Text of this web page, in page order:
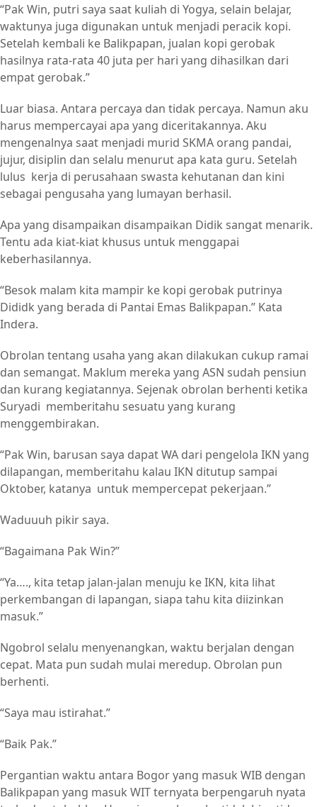
“Pak Win, putri saya saat kuliah di Yogya, selain belajar,
waktunya juga digunakan untuk menjadi peracik kopi.
Setelah kembali ke Balikpapan, jualan kopi gerobak
hasilnya rata-rata 40 juta per hari yang dihasilkan dari
empat gerobak.”
Luar biasa. Antara percaya dan tidak percaya. Namun aku
harus mempercayai apa yang diceritakannya. Aku
mengenalnya saat menjadi murid SKMA orang pandai,
jujur, disiplin dan selalu menurut apa kata guru. Setelah
lulus kerja di perusahaan swasta kehutanan dan kini
sebagai pengusaha yang lumayan berhasil.
Apa yang disampaikan disampaikan Didik sangat menarik.
Tentu ada kiat-kiat khusus untuk menggapai
keberhasilannya.
“Besok malam kita mampir ke kopi gerobak putrinya
Dididk yang berada di Pantai Emas Balikpapan.” Kata
Indera.
Obrolan tentang usaha yang akan dilakukan cukup ramai
dan semangat. Maklum mereka yang ASN sudah pensiun
dan kurang kegiatannya. Sejenak obrolan berhenti ketika
Suryadi memberitahu sesuatu yang kurang
menggembirakan.
“Pak Win, barusan saya dapat WA dari pengelola IKN yang
dilapangan, memberitahu kalau IKN ditutup sampai
Oktober, katanya untuk mempercepat pekerjaan.”
Waduuuh pikir saya.
“Bagaimana Pak Win?”
“Ya…., kita tetap jalan-jalan menuju ke IKN, kita lihat
perkembangan di lapangan, siapa tahu kita diizinkan
masuk.”
Ngobrol selalu menyenangkan, waktu berjalan dengan
cepat. Mata pun sudah mulai meredup. Obrolan pun
berhenti.
“Saya mau istirahat.”
“Baik Pak.”
Pergantian waktu antara Bogor yang masuk WIB dengan
Balikpapan yang masuk WIT ternyata berpengaruh nyata